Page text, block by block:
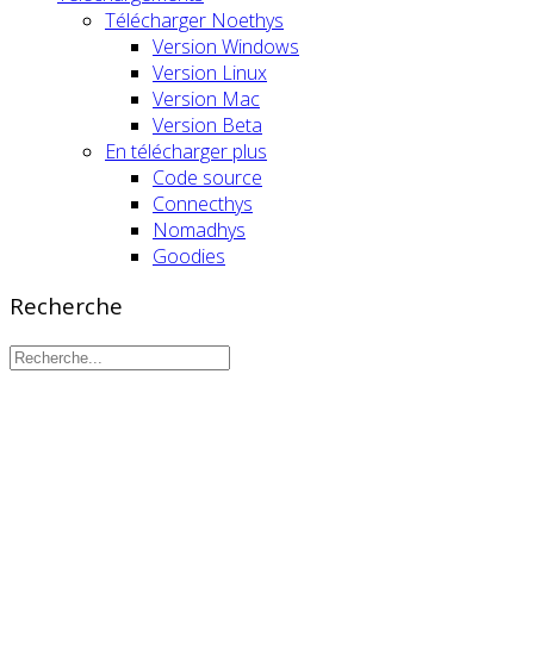
Télécharger Noethys
Version Windows
Version Linux
Version Mac
Version Beta
En télécharger plus
Code source
Connecthys
Nomadhys
Goodies
Recherche